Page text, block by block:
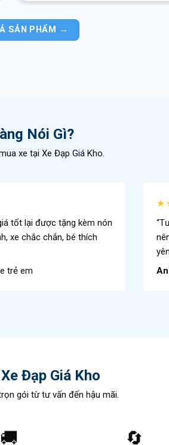
SẢN PHẨM →
Nói Gì?
xe tại Xe Đạp Giá Kho.
tốt lại được tặng kèm nón
xe chắc chắn, bé thích
trẻ em
Đạp Giá Kho
gói từ tư vấn đến hậu mãi.
🚚 🔄